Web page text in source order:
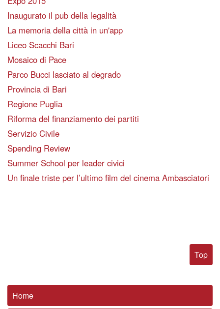
Inaugurato il pub della legalità
La memoria della città in un'app
Liceo Scacchi Bari
Mosaico di Pace
Parco Bucci lasciato al degrado
Provincia di Bari
Regione Puglia
Riforma del finanziamento dei partiti
Servizio Civile
Spending Review
Summer School per leader civici
Un finale triste per l’ultimo film del cinema Ambasciatori
Top
Home